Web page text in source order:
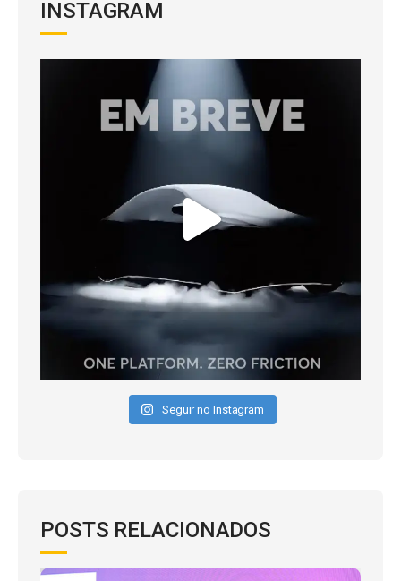
INSTAGRAM
Seguir no Instagram
POSTS RELACIONADOS